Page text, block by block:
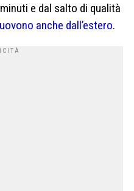
e dal salto di qualità
anche dall’estero.